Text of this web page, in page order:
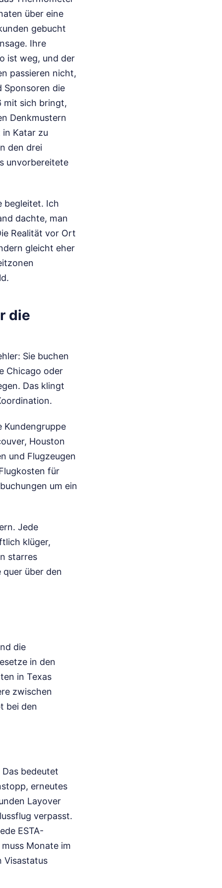
über eine
gebucht
Ihre
ist weg, und der
passieren nicht,
Sponsoren die
mit sich bringt,
Denkmustern
Katar zu
den drei
unvorbereitete
begleitet. Ich
dachte, man
Realität vor Ort
gleicht eher
die
Sie buchen
Chicago oder
Das klingt
Kundengruppe
Houston
und Flugzeugen
für
um ein
Jede
klüger,
starres
über den
die
in den
in Texas
zwischen
bei den
bedeutet
erneutes
Layover
verpasst.
ESTA-
Monate im
Visastatus